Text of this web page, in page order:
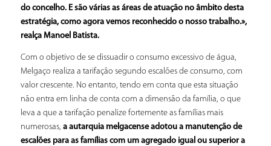
do concelho. E são várias as áreas de atuação no âmbito desta
estratégia, como agora vemos reconhecido o nosso trabalho.»,
realça Manoel Batista.
Com o objetivo de se dissuadir o consumo excessivo de água,
Melgaço realiza a tarifação segundo escalões de consumo, com
valor crescente. No entanto, tendo em conta que esta situação
não entra em linha de conta com a dimensão da família, o que
leva a que a tarifação penalize fortemente as famílias mais
numerosas, a autarquia melgacense adotou a manutenção de
escalões para as famílias com um agregado igual ou superior a